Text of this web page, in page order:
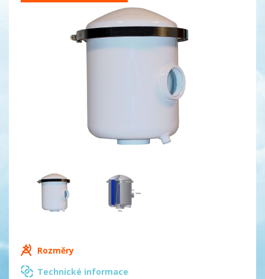
Rozměry
Technické informace